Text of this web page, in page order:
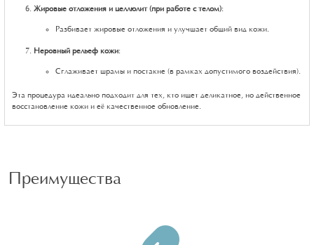
Жировые отложения и целлюлит (при работе с телом):
Разбивает жировые отложения и улучшает общий вид кожи.
Неровный рельеф кожи:
Сглаживает шрамы и постакне (в рамках допустимого воздействия).
Эта процедура идеально подходит для тех, кто ищет деликатное, но действенное
восстановление кожи и её качественное обновление.
Преимущества